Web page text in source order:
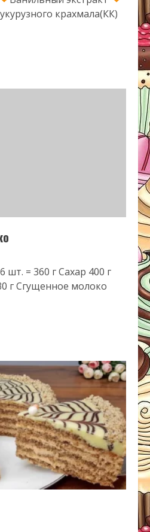
крахмала(КК)
= 360 г Сахар 400 г
г Сгущенное молоко